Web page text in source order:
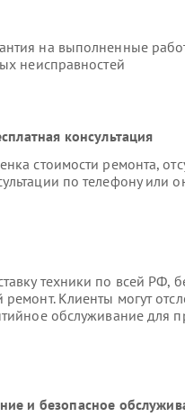
на выполненные
неисправностей
консультация
стоимости ремонта,
по телефону или
техники по всей РФ,
Клиенты могут
обслуживание для
и безопасное